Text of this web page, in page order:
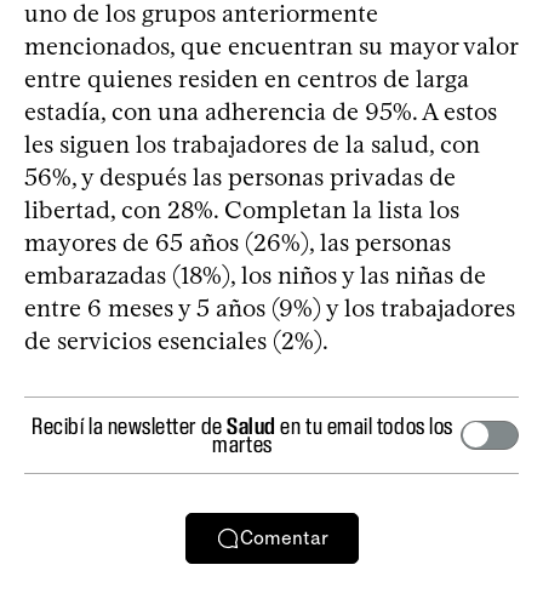
uno de los grupos anteriormente
mencionados, que encuentran su mayor valor
entre quienes residen en centros de larga
estadía, con una adherencia de 95%. A estos
les siguen los trabajadores de la salud, con
56%, y después las personas privadas de
libertad, con 28%. Completan la lista los
mayores de 65 años (26%), las personas
embarazadas (18%), los niños y las niñas de
entre 6 meses y 5 años (9%) y los trabajadores
de servicios esenciales (2%).
Recibí la newsletter deSalud en tu email todos los
martes
Comentar